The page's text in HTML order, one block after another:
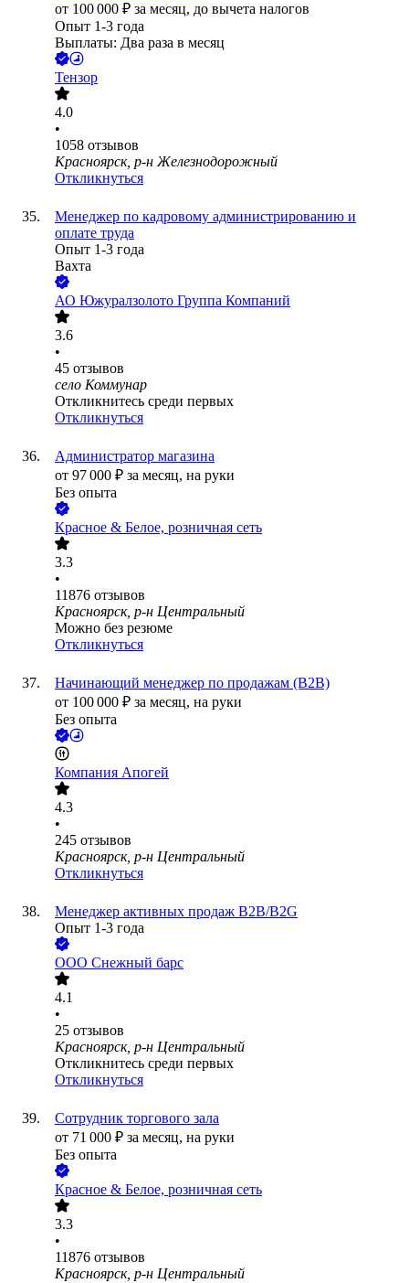
от 100 000 ₽ за месяц, до вычета налогов
Опыт 1-3 года
Выплаты: Два раза в месяц
Тензор
4.0
•
1058 отзывов
Красноярск, р-н Железнодорожный
Откликнуться
Менеджер по кадровому администрированию и
оплате труда
Опыт 1-3 года
Вахта
АО Южуралзолото Группа Компаний
3.6
•
45 отзывов
село Коммунар
Откликнитесь среди первых
Откликнуться
Администратор магазина
от 97 000 ₽ за месяц, на руки
Без опыта
Красное & Белое, розничная сеть
3.3
•
11876 отзывов
Красноярск, р-н Центральный
Можно без резюме
Откликнуться
Начинающий менеджер по продажам (B2B)
от 100 000 ₽ за месяц, на руки
Без опыта
Компания Апогей
4.3
•
245 отзывов
Красноярск, р-н Центральный
Откликнуться
Менеджер активных продаж В2В/B2G
Опыт 1-3 года
ООО Снежный барс
4.1
•
25 отзывов
Красноярск, р-н Центральный
Откликнитесь среди первых
Откликнуться
Сотрудник торгового зала
от 71 000 ₽ за месяц, на руки
Без опыта
Красное & Белое, розничная сеть
3.3
•
11876 отзывов
Красноярск, р-н Центральный